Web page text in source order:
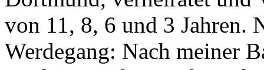
von 11, 8, 6 und 3 Jahren.
Werdegang: Nach meiner